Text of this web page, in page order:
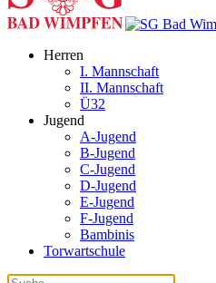
Herren
I. Mannschaft
II. Mannschaft
Ü32
Jugend
A-Jugend
B-Jugend
C-Jugend
D-Jugend
E-Jugend
F-Jugend
Bambinis
Torwartschule